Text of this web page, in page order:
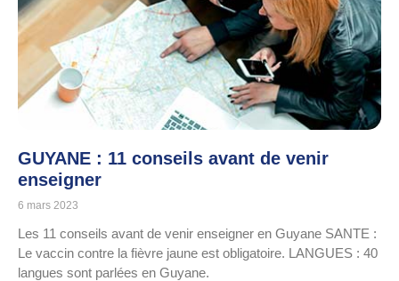
GUYANE : 11 conseils avant de venir
enseigner
6 mars 2023
Les 11 conseils avant de venir enseigner en Guyane SANTE :
Le vaccin contre la fièvre jaune est obligatoire. LANGUES : 40
langues sont parlées en Guyane.